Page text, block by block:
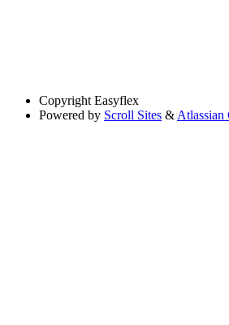
Copyright Easyflex
Powered by Scroll Sites & Atlassian